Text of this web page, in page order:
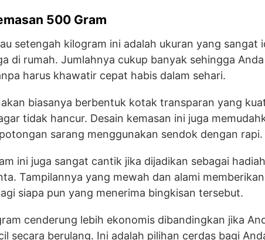
500 Gram
setengah kilogram ini adalah ukuran yang sangat
di rumah. Jumlahnya cukup banyak sehingga
harus khawatir cepat habis dalam sehari.
biasanya berbentuk kotak transparan yang
tidak hancur. Desain kemasan ini juga
sarang menggunakan sendok dengan rapi.
ini juga sangat cantik jika dijadikan sebagai
Tampilannya yang mewah dan alami
siapa pun yang menerima bingkisan tersebut.
cenderung lebih ekonomis dibandingkan jika
secara berulang. Ini adalah pilihan cerdas bagi